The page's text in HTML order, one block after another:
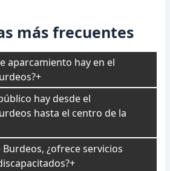
más frecuentes
aparcamiento hay en el
hay desde el
hasta el centro de la
¿ofrece servicios